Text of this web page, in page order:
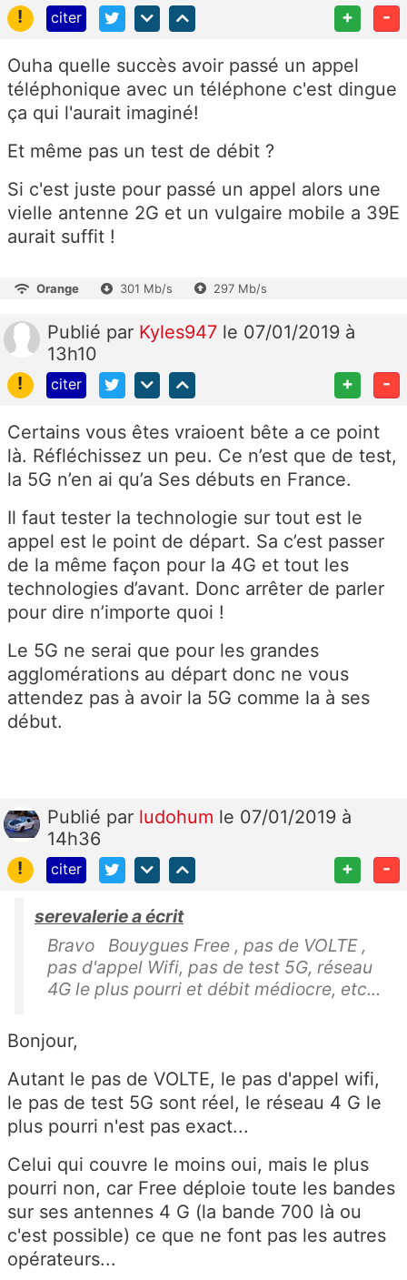
!
citer + -
Ouha quelle succès avoir passé un appel
téléphonique avec un téléphone c'est dingue
ça qui l'aurait imaginé!
Et même pas un test de débit ?
Si c'est juste pour passé un appel alors une
vielle antenne 2G et un vulgaire mobile a 39E
aurait suffit !
Orange 301 Mb/s 297 Mb/s
Publié par Kyles947 le 07/01/2019 à
13h10
!
citer + -
Certains vous êtes vraioent bête a ce point
là. Réfléchissez un peu. Ce n’est que de test,
la 5G n’en ai qu’a Ses débuts en France.
Il faut tester la technologie sur tout est le
appel est le point de départ. Sa c’est passer
de la même façon pour la 4G et tout les
technologies d’avant. Donc arrêter de parler
pour dire n’importe quoi !
Le 5G ne serai que pour les grandes
agglomérations au départ donc ne vous
attendez pas à avoir la 5G comme la à ses
début.
Publié par ludohum le 07/01/2019 à
14h36
!
citer + -
serevalerie a écrit
Bravo Bouygues Free , pas de VOLTE ,
pas d'appel Wifi, pas de test 5G, réseau
4G le plus pourri et débit médiocre, etc...
Bonjour,
Autant le pas de VOLTE, le pas d'appel wifi,
le pas de test 5G sont réel, le réseau 4 G le
plus pourri n'est pas exact...
Celui qui couvre le moins oui, mais le plus
pourri non, car Free déploie toute les bandes
sur ses antennes 4 G (la bande 700 là ou
c'est possible) ce que ne font pas les autres
opérateurs...